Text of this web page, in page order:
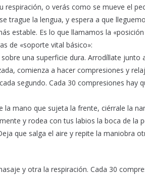
respiración, o verás como se mueve el
trague la lengua, y espera a que
estable. Es lo que llamamos la
de «soporte vital básico»:
una superficie dura. Arrodíllate junto
comienza a hacer compresiones y
segundo. Cada 30 compresiones hay
la mano que sujeta la frente, ciérrale la
y rodea con tus labios la boca de la
que salga el aire y repite la maniobra
y otra la respiración. Cada 30